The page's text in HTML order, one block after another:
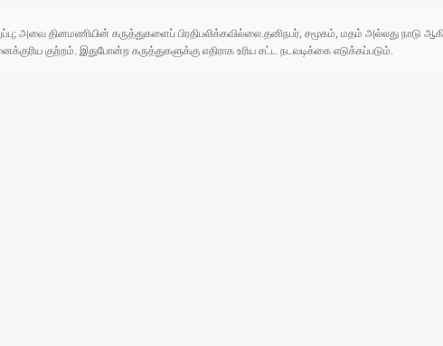
அவை தினமணியின் கருத்துகளைப் பிரதிபலிக்கவில்லை.தனிநபர், சமூகம், மதம் அல்லது நாடு
குற்றம். இதுபோன்ற கருத்துகளுக்கு எதிராக உரிய சட்ட நடவடிக்கை எடுக்கப்படும்.